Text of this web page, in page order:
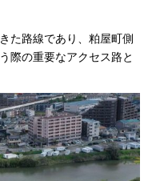
た路線であり、粕屋町側
際の重要なアクセス路と